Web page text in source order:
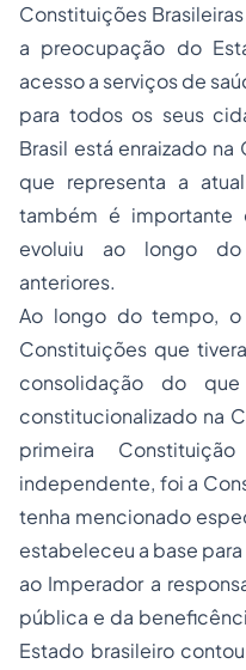
Constituições
a preocupação do
acesso a serviços de
para todos os seus
Brasil está enraizado
que representa a
também é importante
evoluiu ao longo
anteriores.
Ao longo do tempo, o
Constituições que
consolidação do
constitucionalizado na
primeira
independente, foi a
tenha mencionado
estabeleceu a base
ao Imperador a
pública e da
Estado brasileiro